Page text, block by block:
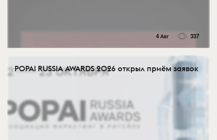
4 Авг 337
POPAI RUSSIA AWARDS 2026 открыл приём заявок